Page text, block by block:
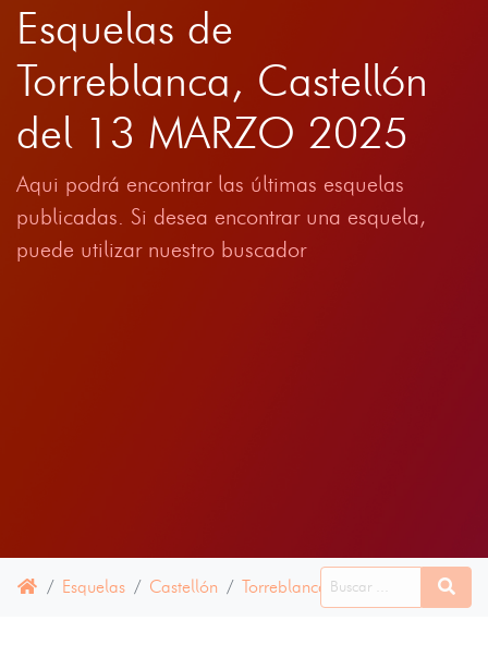
Esquelas de
Torreblanca, Castellón
del 13 MARZO 2025
Aqui podrá encontrar las últimas esquelas
publicadas. Si desea encontrar una esquela,
puede utilizar nuestro buscador
Esquelas Castellón Torreblanca 13 MARZO 2025